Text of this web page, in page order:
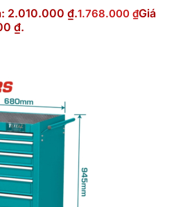
2.010.000 ₫.1.768.000 ₫Giá
₫.